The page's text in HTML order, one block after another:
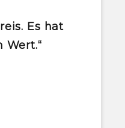
Es hat
Wert.“